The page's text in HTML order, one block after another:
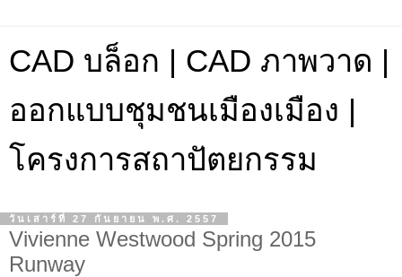
CAD บล็อก | CAD ภาพวาด |
ออกแบบชุมชนเมืองเมือง |
โครงการสถาปัตยกรรม
วันเสาร์ที่ 27 กันยายน พ.ศ. 2557
Vivienne Westwood Spring 2015
Runway